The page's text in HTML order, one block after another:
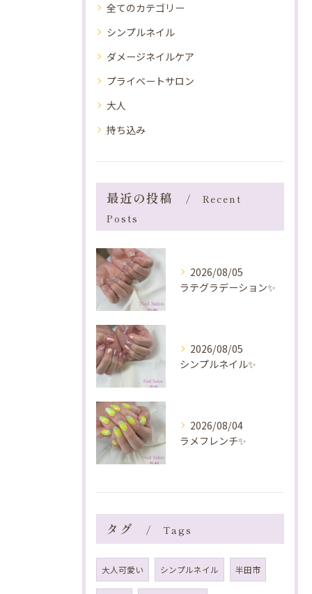
全てのカテゴリー
シンプルネイル
ダメージネイルケア
プライベートサロン
大人
持ち込み
最近の投稿
Recent
Posts
2026/08/05
ラテグラデーション✨️
2026/08/05
シンプルネイル✨️
2026/08/04
ラメフレンチ✨️
タグ Tags
大人可愛い シンプルネイル 半田市